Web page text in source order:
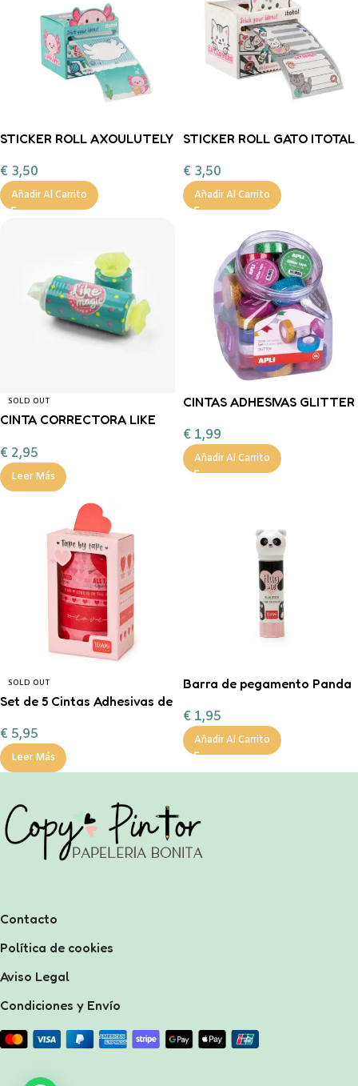
STICKER ROLL AXOULUTELY
€ 3,50
Añadir Al Carrito
STICKER ROLL GATO ITOTAL
€ 3,50
Añadir Al Carrito
SOLD OUT
CINTA CORRECTORA LIKE
€ 2,95
Leer Más
CINTAS ADHESIVAS GLITTER
€ 1,99
Añadir Al Carrito
SOLD OUT
Set de 5 Cintas Adhesivas de
€ 5,95
Leer Más
Barra de pegamento Panda
€ 1,95
Añadir Al Carrito
Contacto
Política de cookies
Aviso Legal
Condiciones y Envío